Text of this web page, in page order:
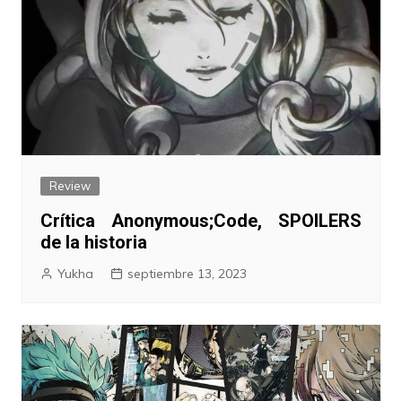
Review
Crítica Anonymous;Code, SPOILERS
de la historia
Yukha septiembre 13, 2023